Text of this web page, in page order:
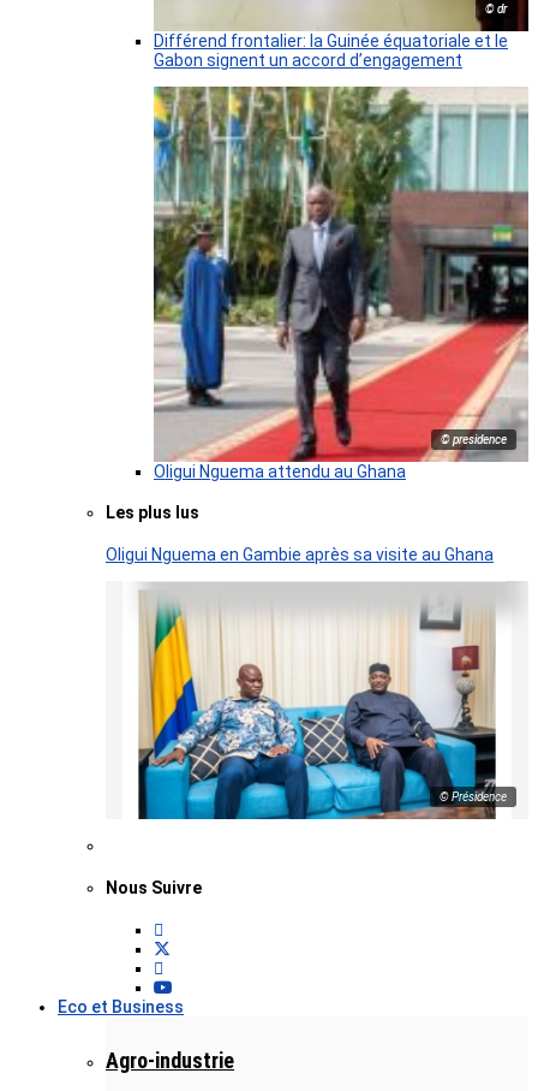
© dr
Différend frontalier: la Guinée équatoriale et le
Gabon signent un accord d’engagement
© presidence
Oligui Nguema attendu au Ghana
Les plus lus
Oligui Nguema en Gambie après sa visite au Ghana
© Présidence
Nous Suivre
Eco et Business
Agro-industrie